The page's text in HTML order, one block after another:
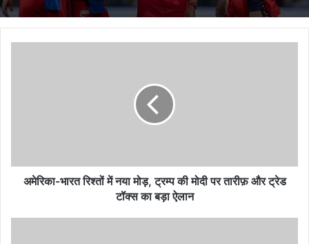
IPL 2026 पॉइंट्स टेबल में बड़ा उलटफेर प्लेऑफ रेस हुई
करियर पर बड़ा खतरा
मोदी
अमेरिका-भारत रिश्तों में नया मोड़, ट्रम्प की मोदी पर तारीफ़ और ट्रेड
टॉक्स का बड़ा ऐलान